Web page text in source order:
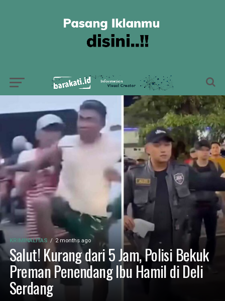
KRIMINALITAS 2 months ago
Salut! Kurang dari 5 Jam, Polisi Bekuk
Preman Penendang Ibu Hamil di Deli
Serdang